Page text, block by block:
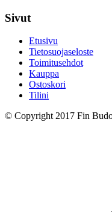
Sivut
Etusivu
Tietosuojaseloste
Toimitusehdot
Kauppa
Ostoskori
Tilini
© Copyright 2017 Fin